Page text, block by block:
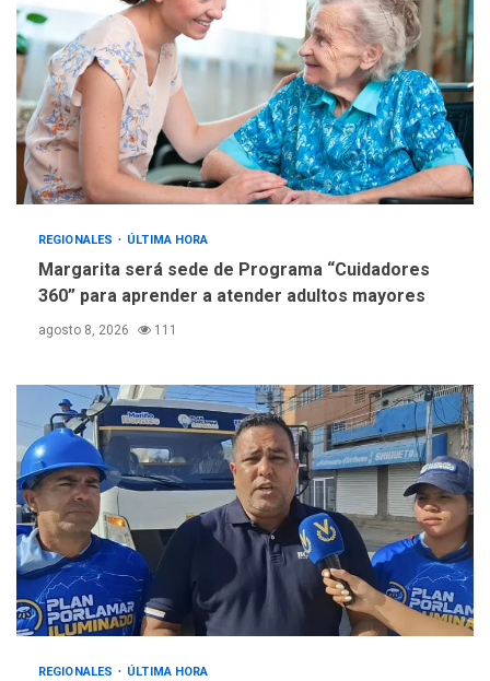
REGIONALES ÚLTIMA HORA
Margarita será sede de Programa “Cuidadores
360” para aprender a atender adultos mayores
agosto 8, 2026 111
REGIONALES ÚLTIMA HORA